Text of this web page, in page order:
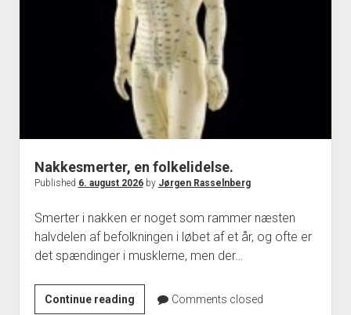
nakkesmerter
Nakkesmerter, en folkelidelse.
Published 6. august 2026by Jørgen Rasselnberg
Smerter i nakken er noget som rammer næsten
halvdelen af befolkningen i løbet af et år, og ofte er
det spændinger i musklerne, men der…
Continue readingNakkesmerter,Comments closed